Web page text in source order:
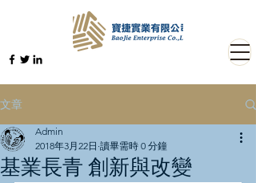
文章
基業長青 創新與改變
Admin
2018年3月22日 讀畢需時 0 分鐘